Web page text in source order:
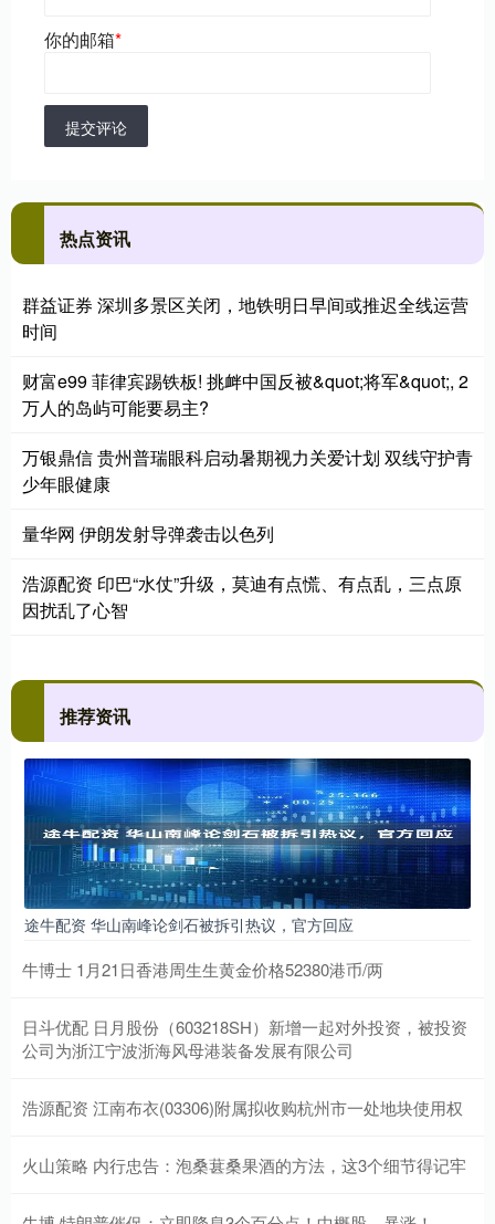
你的邮箱*
提交评论
热点资讯
群益证券 深圳多景区关闭，地铁明日早间或推迟全线运营
时间
财富e99 菲律宾踢铁板! 挑衅中国反被&quot;将军&quot;, 2
万人的岛屿可能要易主?
万银鼎信 贵州普瑞眼科启动暑期视力关爱计划 双线守护青
少年眼健康
量华网 伊朗发射导弹袭击以色列
浩源配资 印巴“水仗”升级，莫迪有点慌、有点乱，三点原
因扰乱了心智
推荐资讯
途牛配资 华山南峰论剑石被拆引热议，官方回应
牛博士 1月21日香港周生生黄金价格52380港币/两
日斗优配 日月股份（603218SH）新增一起对外投资，被投资
公司为浙江宁波浙海风母港装备发展有限公司
浩源配资 江南布衣(03306)附属拟收购杭州市一处地块使用权
火山策略 内行忠告：泡桑葚桑果酒的方法，这3个细节得记牢